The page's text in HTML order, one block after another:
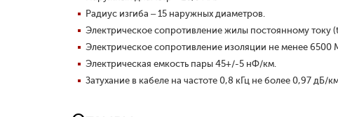
Радиус изгиба – 15 наружных диаметров.
Электрическое сопротивление жилы постоянному току
Электрическое сопротивление изоляции не менее
Электрическая емкость пары 45+/-5 нФ/км.
Затухание в кабеле на частоте 0,8 кГц не более 0,97 дБ/